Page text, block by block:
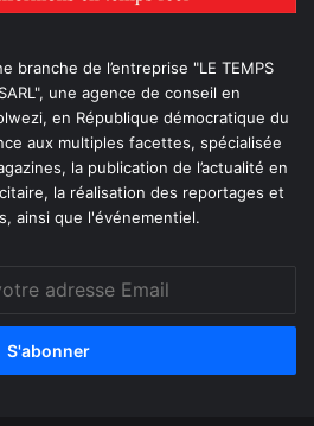
branche de l’entreprise "LE TEMPS
une agence de conseil en
en République démocratique du
aux multiples facettes, spécialisée
la publication de l’actualité en
la réalisation des reportages et
ainsi que l'événementiel.